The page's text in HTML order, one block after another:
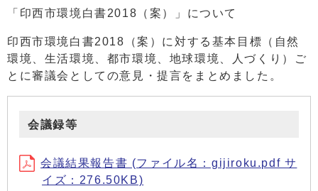
「印西市環境白書2018（案）」について
印西市環境白書2018（案）に対する基本目標（自然
環境、生活環境、都市環境、地球環境、人づくり）ご
とに審議会としての意見・提言をまとめました。
会議録等
会議結果報告書 (ファイル名：gijiroku.pdf サ
イズ：276.50KB)